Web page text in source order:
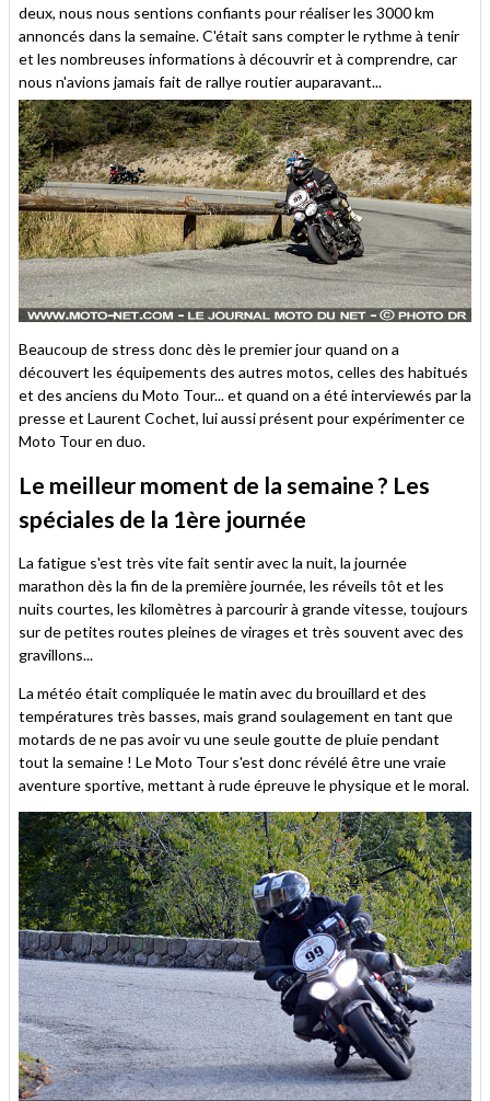
deux, nous nous sentions confiants pour réaliser les 3000 km
annoncés dans la semaine. C'était sans compter le rythme à tenir
et les nombreuses informations à découvrir et à comprendre, car
nous n'avions jamais fait de rallye routier auparavant...
Beaucoup de stress donc dès le premier jour quand on a
découvert les équipements des autres motos, celles des habitués
et des anciens du Moto Tour... et quand on a été interviewés par la
presse et Laurent Cochet, lui aussi présent pour expérimenter ce
Moto Tour en duo.
Le meilleur moment de la semaine ? Les
spéciales de la 1ère journée
La fatigue s'est très vite fait sentir avec la nuit, la journée
marathon dès la fin de la première journée, les réveils tôt et les
nuits courtes, les kilomètres à parcourir à grande vitesse, toujours
sur de petites routes pleines de virages et très souvent avec des
gravillons...
La météo était compliquée le matin avec du brouillard et des
températures très basses, mais grand soulagement en tant que
motards de ne pas avoir vu une seule goutte de pluie pendant
tout la semaine ! Le Moto Tour s'est donc révélé être une vraie
aventure sportive, mettant à rude épreuve le physique et le moral.